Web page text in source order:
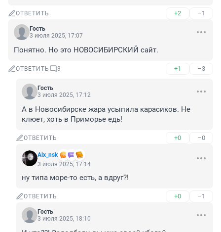
ОТВЕТИТЬ +2 –1
Гость
3 июля 2025, 17:07
Понятно. Но это НОВОСИБИРСКИЙ сайт.
ОТВЕТИТЬ 3 +1 –3
Гость
3 июля 2025, 17:12
А в Новосибирске жара усыпила карасиков. Не
клюет, хоть в Приморье едь!
ОТВЕТИТЬ +0 –0
Alx_nsk
3 июля 2025, 17:14
ну типа море-то есть, а вдруг?!
ОТВЕТИТЬ +0 –1
Гость
3 июля 2025, 18:10